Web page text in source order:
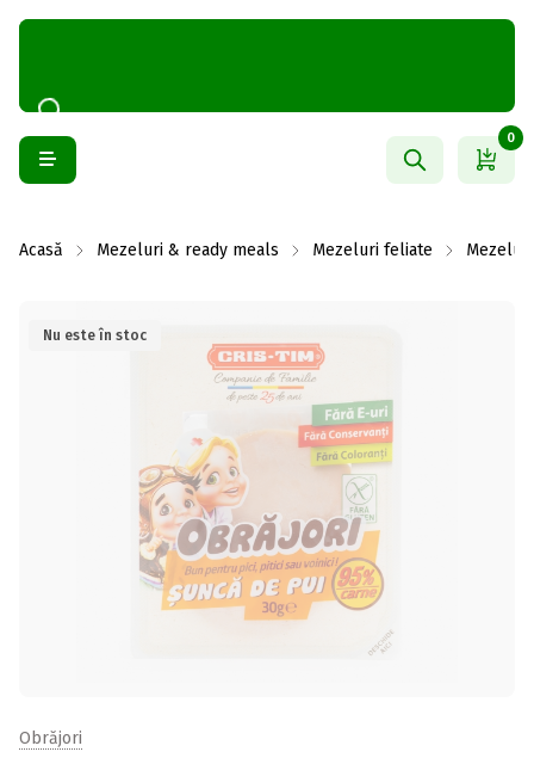
0
Acasă Mezeluri & ready meals Mezeluri feliate
Nu este în stoc
Obrăjori